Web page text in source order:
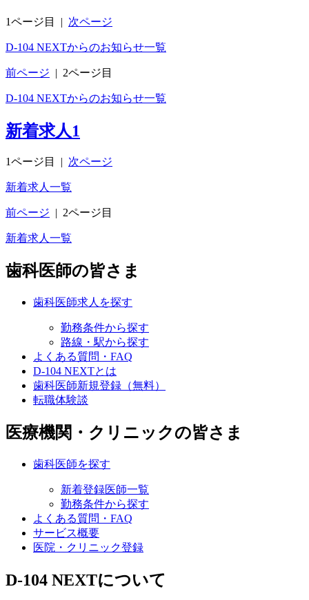
1ページ目 | 次ページ
D-104 NEXTからのお知らせ一覧
前ページ | 2ページ目
D-104 NEXTからのお知らせ一覧
新着求人1
1ページ目 次ページ
新着求人一覧
前ページ 2ページ目
新着求人一覧
歯科医師の皆さま
歯科医師求人を探す
勤務条件から探す
路線・駅から探す
よくある質問・FAQ
D-104 NEXTとは
歯科医師新規登録（無料）
転職体験談
医療機関・クリニックの皆さま
歯科医師を探す
新着登録医師一覧
勤務条件から探す
よくある質問・FAQ
サービス概要
医院・クリニック登録
D-104 NEXTについて